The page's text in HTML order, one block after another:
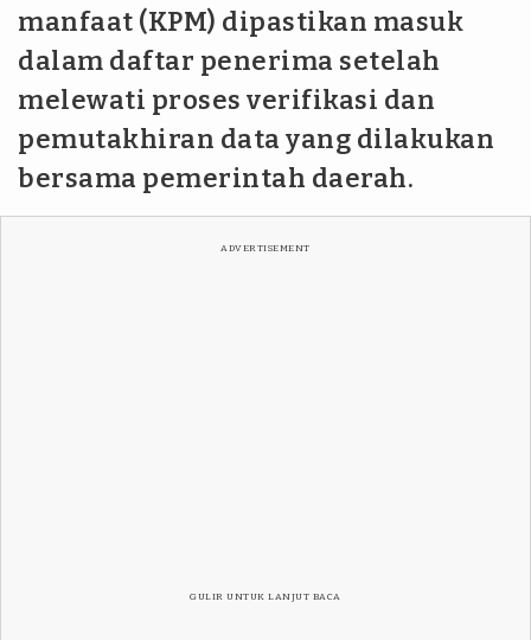
manfaat (KPM) dipastikan masuk
dalam daftar penerima setelah
melewati proses verifikasi dan
pemutakhiran data yang dilakukan
bersama pemerintah daerah.
ADVERTISEMENT
GULIR UNTUK LANJUT BACA